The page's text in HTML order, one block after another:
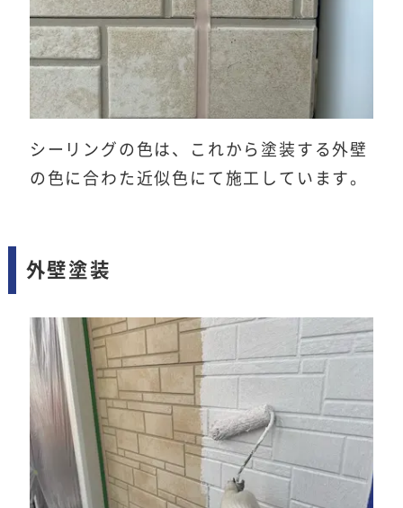
シーリングの色は、これから塗装する外壁
の色に合わた近似色にて施工しています。
外壁塗装